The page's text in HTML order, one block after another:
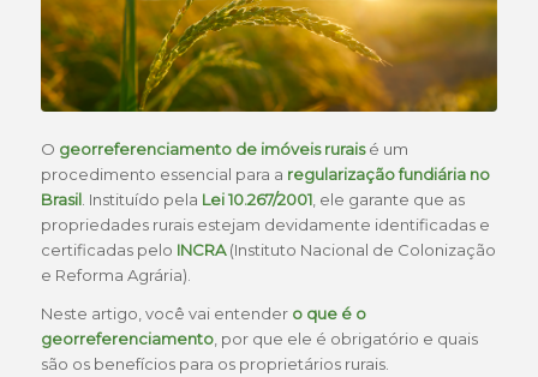
O georreferenciamento de imóveis ruraisé um
procedimento essencial para a regularização fundiária no
Brasil. Instituído pela Lei 10.267/2001, ele garante que as
propriedades rurais estejam devidamente identificadas e
certificadas pelo INCRA(Instituto Nacional de Colonização
e Reforma Agrária).
Neste artigo, você vai entender o que é o
georreferenciamento, por que ele é obrigatório e quais
são os benefícios para os proprietários rurais.